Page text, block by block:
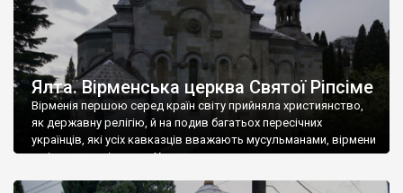
Ялта. Вірменська церква Святої Ріпсіме
Вірменія першою серед країн світу прийняла християнство,
як державну релігію, й на подив багатьох пересічних
українців, які усіх кавказців вважають мусульманами, вірмени
є відданими вірянами Христа